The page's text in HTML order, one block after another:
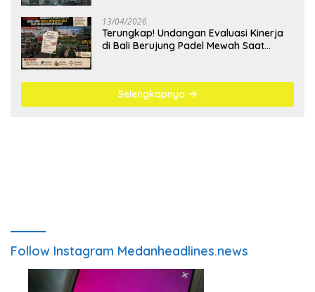
13/04/2026
Terungkap! Undangan Evaluasi Kinerja
di Bali Berujung Padel Mewah Saat
Selengkapnya
Follow Instagram Medanheadlines.news